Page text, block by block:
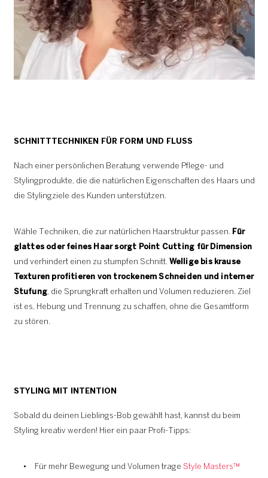
SCHNITTTECHNIKEN FÜR FORM UND FLUSS
Nach einer persönlichen Beratung verwende Pflege- und
Stylingprodukte, die die natürlichen Eigenschaften des Haars und
die Stylingziele des Kunden unterstützen.
Wähle Techniken, die zur natürlichen Haarstruktur passen. Für
glattes oder feines Haar sorgt Point Cutting für Dimension
und verhindert einen zu stumpfen Schnitt. Wellige bis krause
Texturen profitieren von trockenem Schneiden und interner
Stufung, die Sprungkraft erhalten und Volumen reduzieren. Ziel
ist es, Hebung und Trennung zu schaffen, ohne die Gesamtform
zu stören.
STYLING MIT INTENTION
Sobald du deinen Lieblings-Bob gewählt hast, kannst du beim
Styling kreativ werden! Hier ein paar Profi-Tipps:
Für mehr Bewegung und Volumen trage Style Masters™